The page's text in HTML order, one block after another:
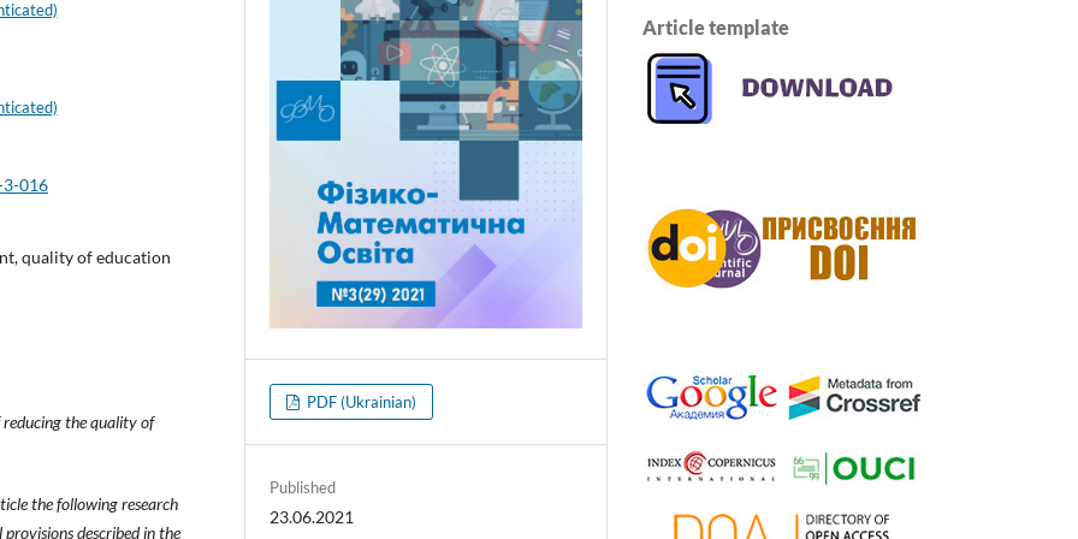
016
quality of education
reducing the quality of
the following research
described in the
PDF (Ukrainian)
Published
23.06.2021
Article template